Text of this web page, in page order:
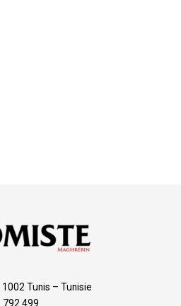
Tunis – Tunisie
792 499